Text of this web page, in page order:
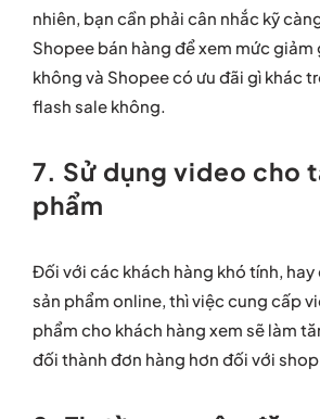
nhiên, bạn cần phải cân nhắc kỹ
Shopee bán hàng để xem mức
không và Shopee có ưu đãi gì khác
flash sale không.
7. Sử dụng video cho
phẩm
Đối với các khách hàng khó tính, hay
sản phẩm online, thì việc cung cấp
phẩm cho khách hàng xem sẽ làm
đối thành đơn hàng hơn đối với